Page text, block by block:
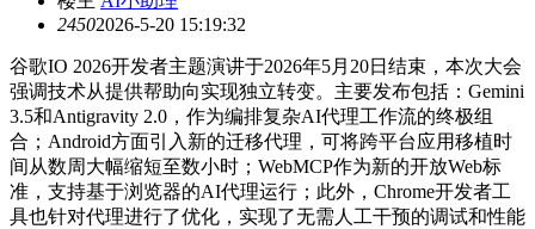
24502026-5-20 15:19:32
谷歌IO 2026开发者主题演讲于2026年5月20日结束，本次大会
强调技术从提供帮助向实现独立转变。主要发布包括：Gemini
3.5和Antigravity 2.0，作为编排复杂AI代理工作流的终极组
合；Android方面引入新的迁移代理，可将跨平台应用移植时
间从数周大幅缩短至数小时；WebMCP作为新的开放Web标
准，支持基于浏览器的AI代理运行；此外，Chrome开发者工
具也针对代理进行了优化，实现了无需人工干预的调试和性能